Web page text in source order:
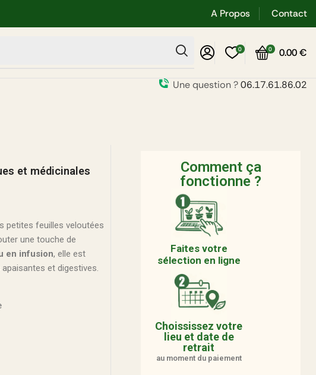
A Propos Contact
0 0 0.00€
Une question ?06.17.61.86.02
et médicinales
petites feuilles veloutées
une touche de
en infusion, elle est
et digestives.
Comment ça
fonctionne ?
Faites votre
sélection en ligne
Choississez votre
lieu et date de
retrait
au moment du paiement